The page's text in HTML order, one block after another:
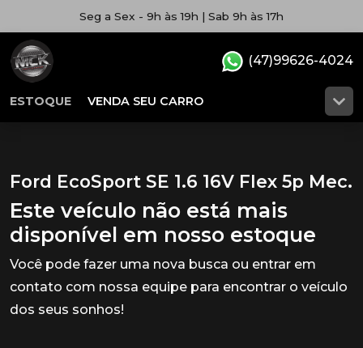
Seg a Sex - 9h às 19h | Sab 9h às 17h
ESTOQUE VENDA SEU CARRO
(47)99626-4024
Ford EcoSport SE 1.6 16V Flex 5p Mec.
Este veículo não está mais
disponível em nosso estoque
Você pode fazer uma nova busca ou entrar em
contato com nossa equipe para encontrar o veículo
dos seus sonhos!